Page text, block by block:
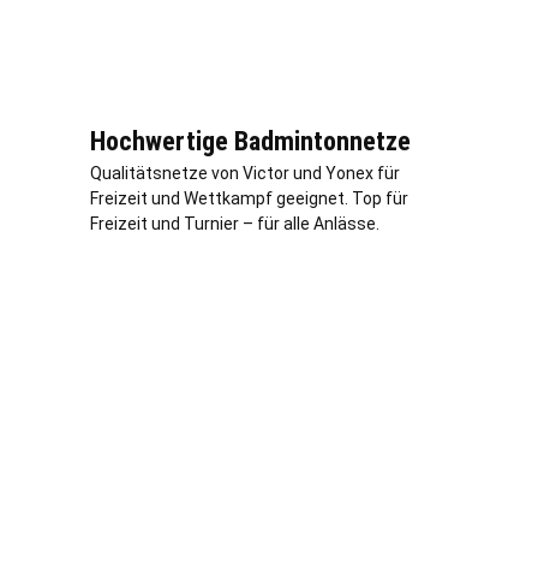
Hochwertige Badmintonnetze
Qualitätsnetze von Victor und Yonex für
Freizeit und Wettkampf geeignet. Top für
Freizeit und Turnier – für alle Anlässe.